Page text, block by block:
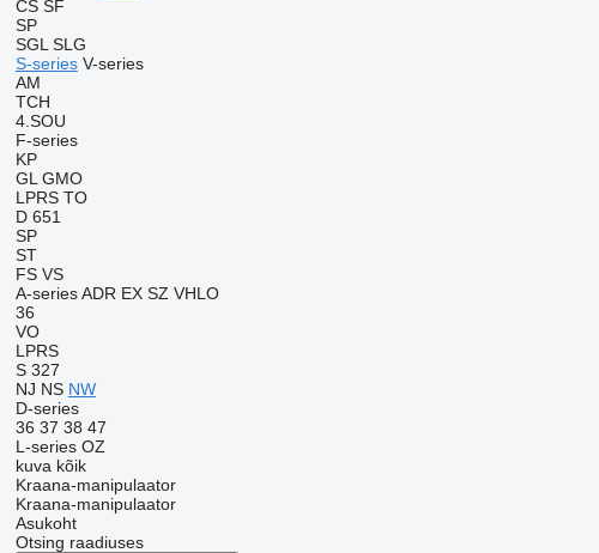
CS SF
SP
SGL SLG
S-series V-series
AM
TCH
4.SOU
F-series
KP
GL GMO
LPRS TO
D 651
SP
ST
FS VS
A-series ADR EX SZ VHLO
36
VO
LPRS
S 327
NJ NS NW
D-series
36 37 38 47
L-series OZ
kuva kõik
Kraana-manipulaator
Kraana-manipulaator
Asukoht
Otsing raadiuses